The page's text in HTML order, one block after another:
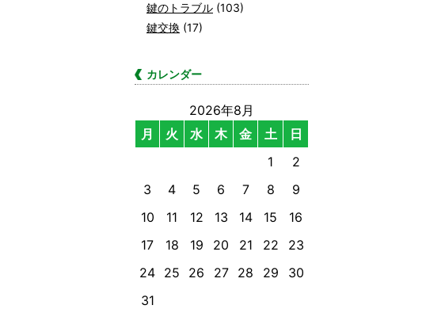
鍵のトラブル (103)
鍵交換 (17)
カレンダー
2026年8月
月
火 水 木 金 土
日
1
2
3
4 5 6 7 8
9
10
11 12 13 14 15
16
17
18 19 20 21 22
23
24 25 26 27 28 29
30
31